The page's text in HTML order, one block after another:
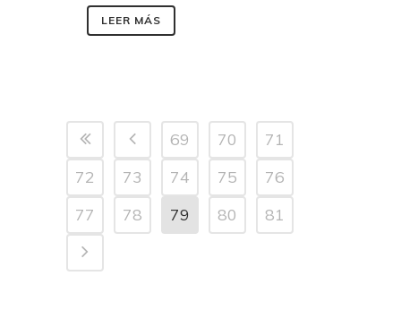
LEER MÁS
69 70
71
72
73 74 75
76
77
78 79 80 81